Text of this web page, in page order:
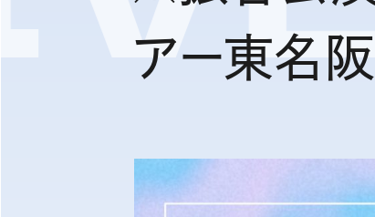
アー東名